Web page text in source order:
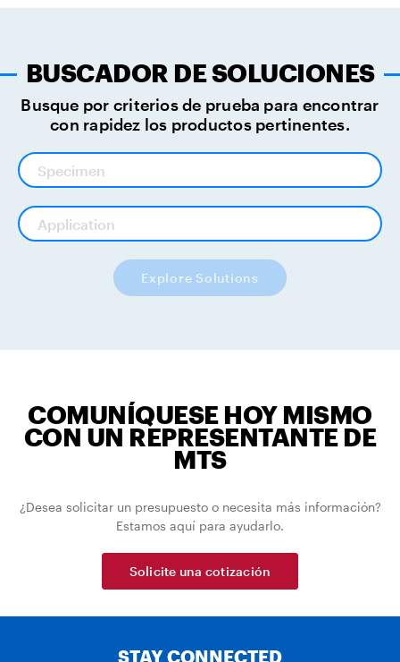
BUSCADOR DE SOLUCIONES
Busque por criterios de prueba para encontrar
con rapidez los productos pertinentes.
Explore Solutions
COMUNÍQUESE HOY MISMO
CON UN REPRESENTANTE DE
MTS
¿Desea solicitar un presupuesto o necesita más información?
Estamos aquí para ayudarlo.
Solicite una cotización
STAY CONNECTED